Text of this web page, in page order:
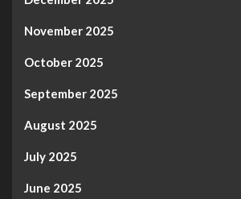
November 2025
October 2025
September 2025
August 2025
July 2025
June 2025